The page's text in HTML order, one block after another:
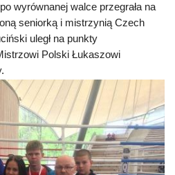
wyrównanej walce przegrała na
seniorką i mistrzynią Czech
uległ na punkty
Polski Łukaszowi